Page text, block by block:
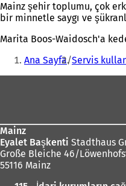
Mainz şehir toplumu, çok
bir minnetle saygı ve
Marita Boos-Waidosch'a
Buradasınız:
Ana Sayfa Servis
Mainz
Eyalet Başkenti Stadthaus
Große Bleiche 46/
55116 Mainz